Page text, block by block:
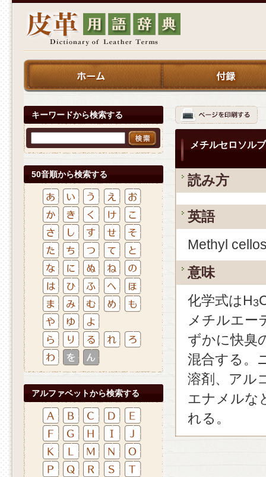
キーワードから検索する
50音順から検索する
アルファベットから検索する
メチルセロソルブ
読み方
英語
Methyl
意味
化学式はH3
メチルエー
ずかに快臭
混合する。
溶剤、アル
エナメルな
れる。